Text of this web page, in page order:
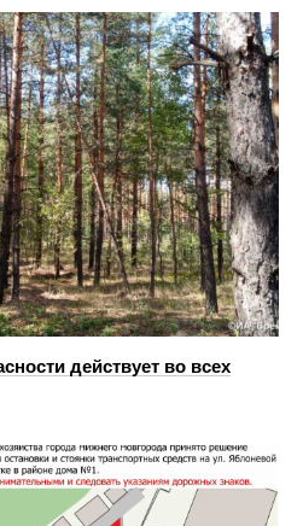
действует во всех